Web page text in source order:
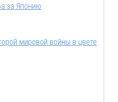
за Японию
мировой войны в цвете